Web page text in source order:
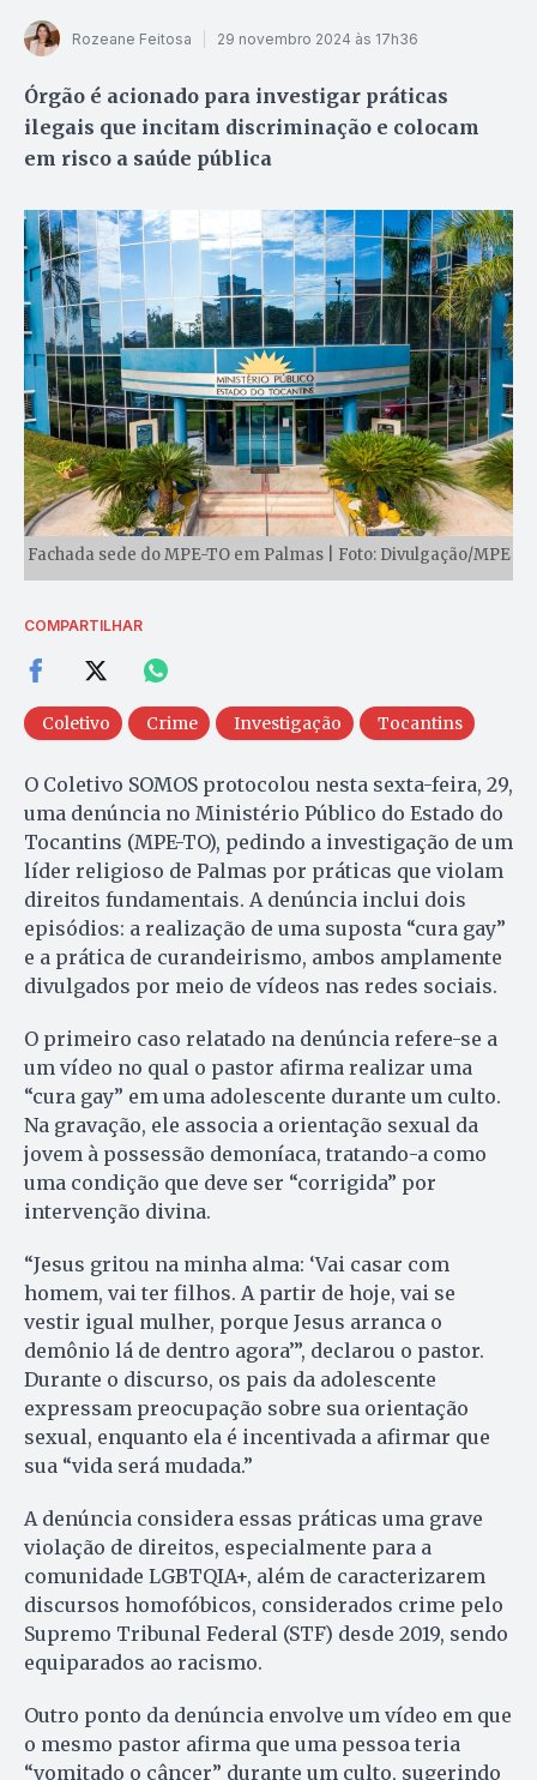
Rozeane Feitosa 29 novembro 2024 às 17h36
Órgão é acionado para investigar práticas
ilegais que incitam discriminação e colocam
em risco a saúde pública
Fachada sede do MPE-TO em Palmas | Foto: Divulgação/MPE
COMPARTILHAR
Coletivo Crime Investigação Tocantins
O Coletivo SOMOS protocolou nesta sexta-feira, 29,
uma denúncia no Ministério Público do Estado do
Tocantins (MPE-TO), pedindo a investigação de um
líder religioso de Palmas por práticas que violam
direitos fundamentais. A denúncia inclui dois
episódios: a realização de uma suposta “cura gay”
e a prática de curandeirismo, ambos amplamente
divulgados por meio de vídeos nas redes sociais.
O primeiro caso relatado na denúncia refere-se a
um vídeo no qual o pastor afirma realizar uma
“cura gay” em uma adolescente durante um culto.
Na gravação, ele associa a orientação sexual da
jovem à possessão demoníaca, tratando-a como
uma condição que deve ser “corrigida” por
intervenção divina.
“Jesus gritou na minha alma: ‘Vai casar com
homem, vai ter filhos. A partir de hoje, vai se
vestir igual mulher, porque Jesus arranca o
demônio lá de dentro agora’”, declarou o pastor.
Durante o discurso, os pais da adolescente
expressam preocupação sobre sua orientação
sexual, enquanto ela é incentivada a afirmar que
sua “vida será mudada.”
A denúncia considera essas práticas uma grave
violação de direitos, especialmente para a
comunidade LGBTQIA+, além de caracterizarem
discursos homofóbicos, considerados crime pelo
Supremo Tribunal Federal (STF) desde 2019, sendo
equiparados ao racismo.
Outro ponto da denúncia envolve um vídeo em que
o mesmo pastor afirma que uma pessoa teria
“vomitado o câncer” durante um culto, sugerindo